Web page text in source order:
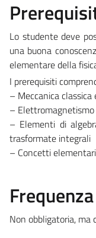
Lo studente deve
una buona
elementare della
I prerequisiti
– Meccanica classica
– Elettromagnetismo
– Elementi di
trasformate integrali
– Concetti
Non obbligatoria, ma